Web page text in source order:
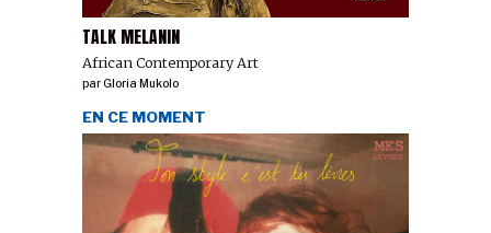
TALK MELANIN
African Contemporary Art
parGloria Mukolo
EN CE MOMENT